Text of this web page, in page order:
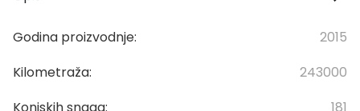
Godina proizvodnje:
2015
Kilometraža:
243000